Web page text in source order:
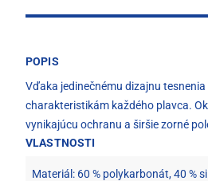
POPIS
Vďaka jedinečnému dizajnu
charakteristikám každého plavca.
vynikajúcu ochranu a širšie zorné
VLASTNOSTI
Materiál: 60 % polykarbonát, 40 %